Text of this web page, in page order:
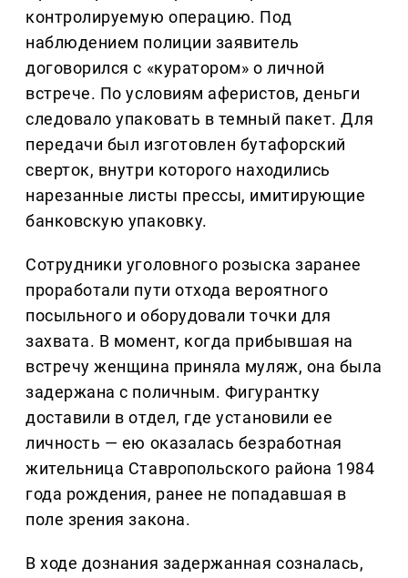
контролируемую операцию. Под
наблюдением полиции заявитель
договорился с «куратором» о личной
встрече. По условиям аферистов, деньги
следовало упаковать в темный пакет. Для
передачи был изготовлен бутафорский
сверток, внутри которого находились
нарезанные листы прессы, имитирующие
банковскую упаковку.
Сотрудники уголовного розыска заранее
проработали пути отхода вероятного
посыльного и оборудовали точки для
захвата. В момент, когда прибывшая на
встречу женщина приняла муляж, она была
задержана с поличным. Фигурантку
доставили в отдел, где установили ее
личность — ею оказалась безработная
жительница Ставропольского района 1984
года рождения, ранее не попадавшая в
поле зрения закона.
В ходе дознания задержанная созналась,